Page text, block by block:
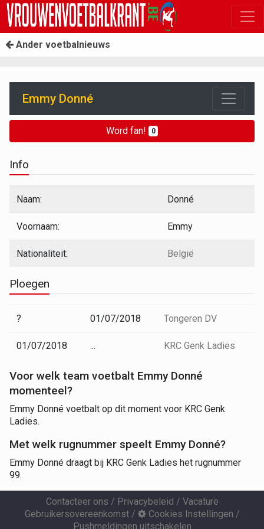
Ander voetbalnieuws
Emmy Donné
Word fan! 0
Info
Naam: Donné
Voornaam: Emmy
Nationaliteit: België
Ploegen
? 01/07/2018 Tongeren DV
01/07/2018 ... KRC Genk Ladies
Voor welk team voetbalt Emmy Donné
momenteel?
Emmy Donné voetbalt op dit moment voor KRC Genk
Ladies.
Met welk rugnummer speelt Emmy Donné?
Emmy Donné draagt bij KRC Genk Ladies het rugnummer
99.
Contacteer ons / Privacybeleid / Vacature
Gebruikersovereenkomst/ Cookies Instellingen /
Pushmeldingen uitschakelen